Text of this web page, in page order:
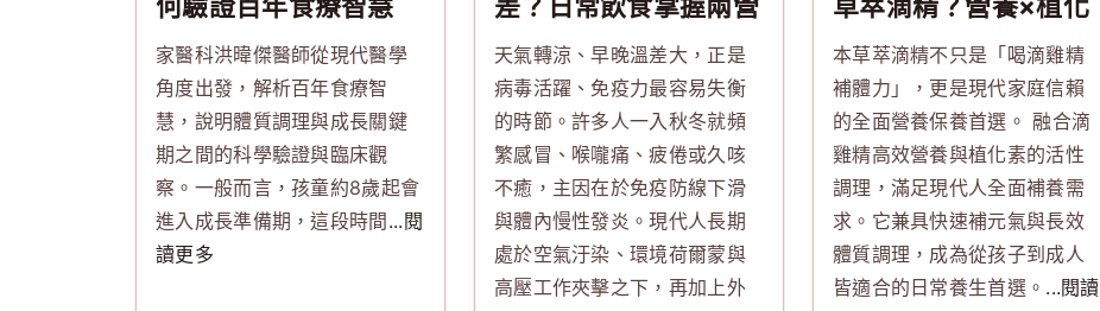
何驗證百年食療智慧
家醫科洪暐傑醫師從現代醫學
角度出發，解析百年食療智
慧，說明體質調理與成長關鍵
期之間的科學驗證與臨床觀
察。一般而言，孩童約8歲起會
進入成長準備期，這段時間 ...閱
讀更多
差？日常飲食掌握兩營
養：植化素+蛋白質 重
建防禦力
天氣轉涼、早晚溫差大，正是
病毒活躍、免疫力最容易失衡
的時節。許多人一入秋冬就頻
繁感冒、喉嚨痛、疲倦或久咳
不癒，主因在於免疫防線下滑
與體內慢性發炎。現代人長期
處於空氣汙染、環境荷爾蒙與
高壓工作夾擊之下，再加上外
草萃滴精？營養×植化
素，雙效合一的新選
擇！
本草萃滴精不只是「喝滴雞精
補體力」，更是現代家庭信賴
的全面營養保養首選。 融合滴
雞精高效營養與植化素的活性
調理，滿足現代人全面補養需
求。它兼具快速補元氣與長效
體質調理，成為從孩子到成人
皆適合的日常養生首選。 ...閱讀